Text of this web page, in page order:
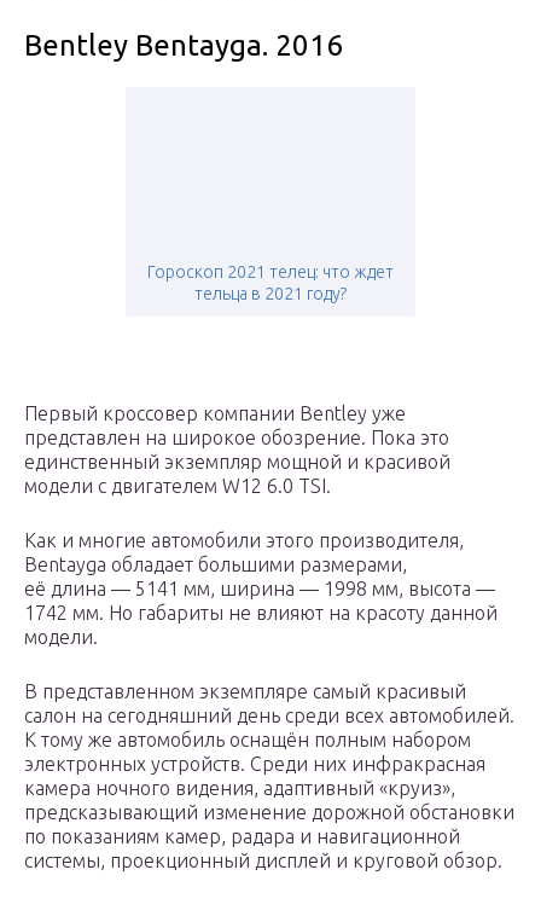
Bentley Bentayga. 2016
Гороскоп 2021 телец: что ждет
тельца в 2021 году?
Первый кроссовер компании Bentley уже
представлен на широкое обозрение. Пока это
единственный экземпляр мощной и красивой
модели с двигателем W12 6.0 TSI.
Как и многие автомобили этого производителя,
Bentayga обладает большими размерами,
её длина — 5141 мм, ширина — 1998 мм, высота —
1742 мм. Но габариты не влияют на красоту данной
модели.
В представленном экземпляре самый красивый
салон на сегодняшний день среди всех автомобилей.
К тому же автомобиль оснащён полным набором
электронных устройств. Среди них инфракрасная
камера ночного видения, адаптивный «круиз»,
предсказывающий изменение дорожной обстановки
по показаниям камер, радара и навигационной
системы, проекционный дисплей и круговой обзор.